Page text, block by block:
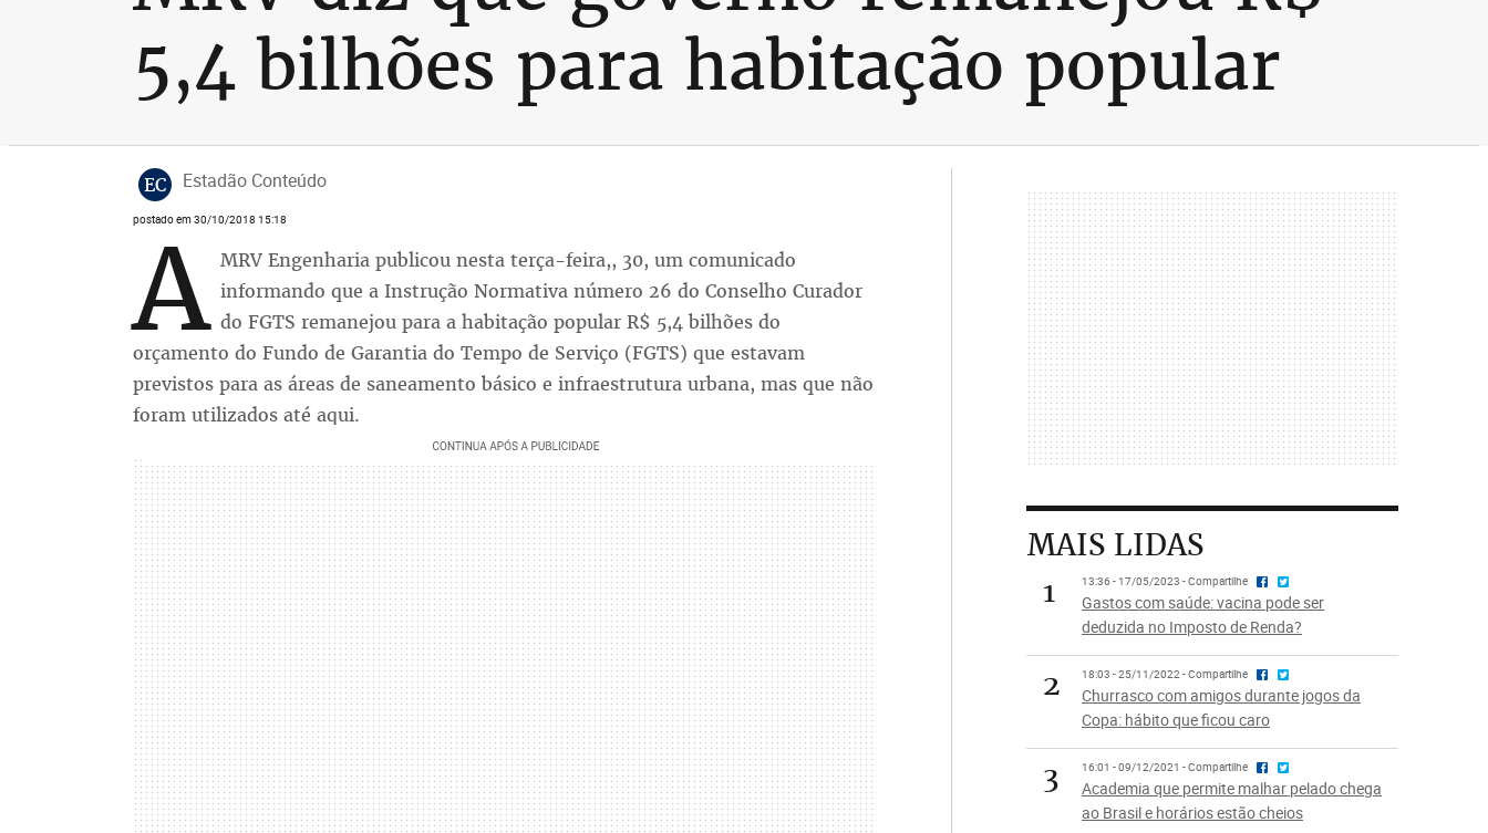
5,4 bilhões para habitação popular
EC Estadão Conteúdo
postado em 30/10/2018 15:18
A MRV Engenharia publicou nesta terça-feira,, 30, um comunicado
informando que a Instrução Normativa número 26 do Conselho Curador
do FGTS remanejou para a habitação popular R$ 5,4 bilhões do
orçamento do Fundo de Garantia do Tempo de Serviço (FGTS) que estavam
previstos para as áreas de saneamento básico e infraestrutura urbana, mas que não
foram utilizados até aqui.
MAIS LIDAS
1
13:36 - 17/05/2023 - Compartilhe
Gastos com saúde: vacina pode ser
deduzida no Imposto de Renda?
2 18:03 - 25/11/2022 - Compartilhe
Churrasco com amigos durante jogos da
Copa: hábito que ficou caro
3 16:01 - 09/12/2021 - Compartilhe
Academia que permite malhar pelado chega
ao Brasil e horários estão cheios